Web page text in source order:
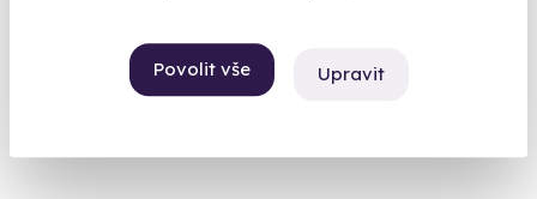
Povolit vše Upravit
(České Budějovice)